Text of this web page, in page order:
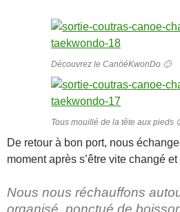
Découvrez le CanöéKwonDo 🙂
Tous mouillé de la tête aux pieds
De retour à bon port, nous
moment après s’être vite changé et
Nous nous réchauffons
organisé, ponctué de